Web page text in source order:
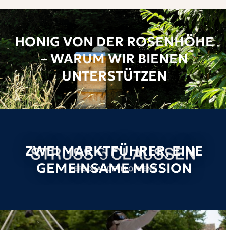
HONIG VON DER ROSENHÖHE
– WARUM WIR BIENEN
UNTERSTÜTZEN
ZWEI MARKTFÜHRER, EINE
GEMEINSAME MISSION